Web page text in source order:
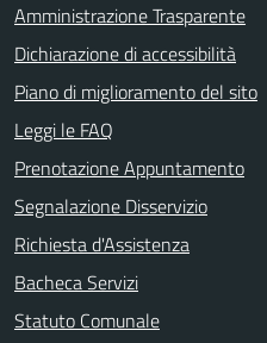
Amministrazione Trasparente
Dichiarazione di accessibilità
Piano di miglioramento del sito
Leggi le FAQ
Prenotazione Appuntamento
Segnalazione Disservizio
Richiesta d'Assistenza
Bacheca Servizi
Statuto Comunale